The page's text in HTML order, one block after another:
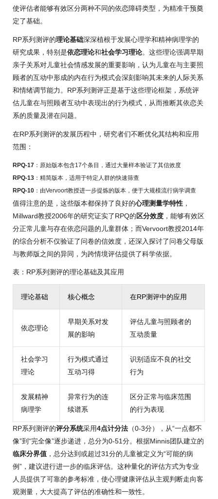
使评估者能够有效区分两种不同的依恋障碍类型，为精准干预奠
定了基础。
RP系列测评的理论基础深深植根于发展心理学和精神病理学的
研究成果，特别是依恋理论和社会学习理论。这些理论强调早期
亲子关系对儿童社会情感发展的重要影响，认为儿童在与主要照
顾者的互动中形成的内在行为模式会深刻影响其未来的人际关系
和情绪调节能力。RP系列测评正是基于这些理论框架，系统评
估儿童在与照顾者互动中表现出的行为模式，从而推断其依恋关
系的质量及潜在问题。
在RP系列测评的发展历程中，研究者们不断优化其结构和应用
范围：
RPQ-17 ：原始版本包含17个条目，通过大量样本验证了其信效度
RPQ-13 ：精简版本，适用于特定人群的快速筛查
RPQ-10 ：由Vervoort教授进一步提炼的版本，便于大规模流行病学调查
值得注意的是，这些版本都保持了良好的心理测量学特性 ，
Millward教授2006年的研究证实了RPQ的区分效度 ，能够有效区
分正常儿童与存在依恋问题的儿童群体；而Vervoort教授2014年
的综合分析不仅验证了问卷的信效度，还深入探讨了问卷父母版
与教师版之间的异同，为跨情境评估提供了科学依据。
表：RP系列测评的理论基础及其应用
理论基础 核心概念 在RP测评中的应用
依恋理论
早期关系对发
展的影响
评估儿童与照顾者的
互动质量
社会学习
理论
行为模式通过
互动习得
识别适应不良的社交
行为
发展精神
病理学
异常行为的连
续谱系
区分正常与临床范围
的行为表现
RP系列测评的评分系统采用4点计分法 （0-3分），从“一点都不
像”到“完全像”逐步递进，总分为0-51分。根据Minnis团队建立的
临床分界值 ，总分达到或超过31分的儿童被定义为“可能的病
例”，建议进行进一步的临床评估。这种量化的评估方式为专业
人员提供了可靠的参考标准，使心理健康评估从主观判断走向客
观测量，大大提高了评估的准确性和一致性。